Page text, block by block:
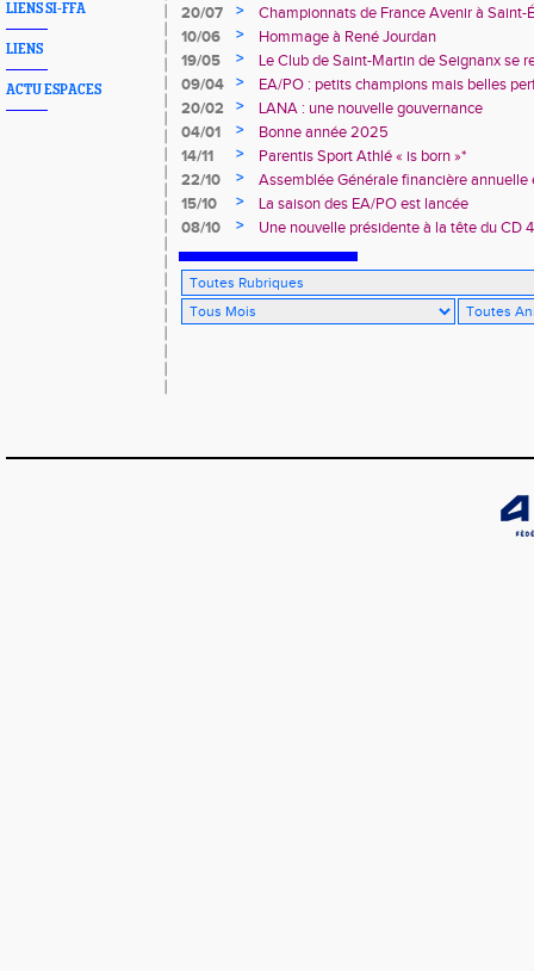
LIENS SI-FFA
LIENS
ACTU ESPACES
20/07
>
Championnats de France Avenir à Saint-
rendez-vous
10/06 >
Hommage à René Jourdan
19/05
>
Le Club de Saint-Martin de Seignanx se
09/04
>
EA/PO : petits champions mais belles
20/02
>
LANA : une nouvelle gouvernance
04/01
>
Bonne année 2025
14/11
>
Parentis Sport Athlé « is born »*
22/10
>
Assemblée Générale financière
des Landes d’Athlétisme
15/10 >
La saison des EA/PO est lancée
08/10
> Une nouvelle présidente à la tête du CD